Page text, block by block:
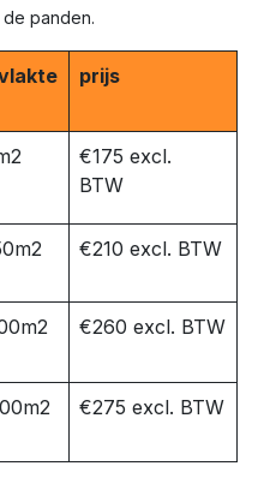
panden.
prijs
€175 excl.
BTW
€210 excl. BTW
€260 excl. BTW
€275 excl. BTW